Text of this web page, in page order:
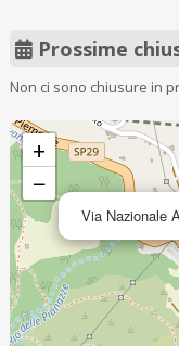
Prossime
Non ci sono chiusure in
Via Nazionale
+
−